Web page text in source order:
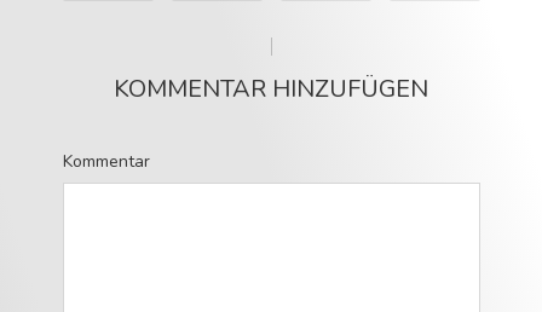
KOMMENTAR HINZUFÜGEN
Kommentar